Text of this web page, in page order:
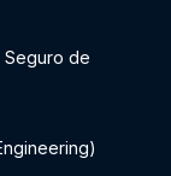
Seguro de